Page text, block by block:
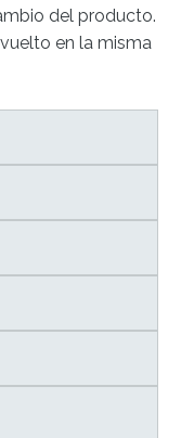
del producto.
en la misma